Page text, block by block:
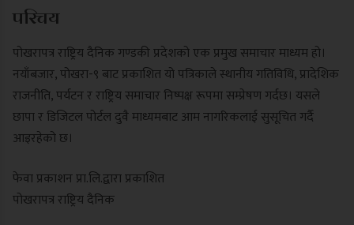
परिचय
पोखरापत्र राष्ट्रिय दैनिक गण्डकी प्रदेशको एक प्रमुख समाचार माध्यम हो।
नयाँबजार, पोखरा-९ बाट प्रकाशित यो पत्रिकाले स्थानीय गतिविधि, प्रादेशिक
राजनीति, पर्यटन र राष्ट्रिय समाचार निष्पक्ष रूपमा सम्प्रेषण गर्दछ। यसले
छापा र डिजिटल पोर्टल दुवै माध्यमबाट आम नागरिकलाई सुसूचित गर्दै
आइरहेको छ।
फेवा प्रकाशन प्रा.लि.द्वारा प्रकाशित
पोखरापत्र राष्ट्रिय दैनिक